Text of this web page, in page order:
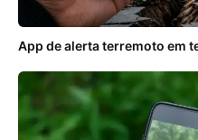
App de alerta terremoto em